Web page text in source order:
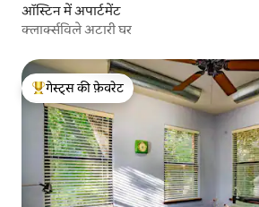
ऑस्टिन में अपार्टमेंट
क्लार्क्सविले अटारी घर
गेस्ट्स का टॉप फ़ेवरेट
गेस्ट्स की फ़ेवरेट